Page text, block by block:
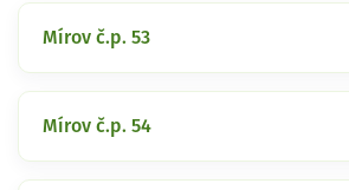
Mírov č.p. 53
Mírov č.p. 54